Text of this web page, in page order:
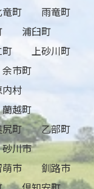
町
雨竜町
浦臼町
町
上砂川町
余市町
村
蘭越町
尻町
乙部町
砂川市
萌市
釧路市